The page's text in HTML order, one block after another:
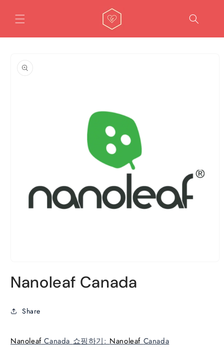
뛰기
보로 건
너뛰기
에
디
기
Nanoleaf Canada
Share
NanoleafCanada 쇼핑하기: Nanoleaf Canada